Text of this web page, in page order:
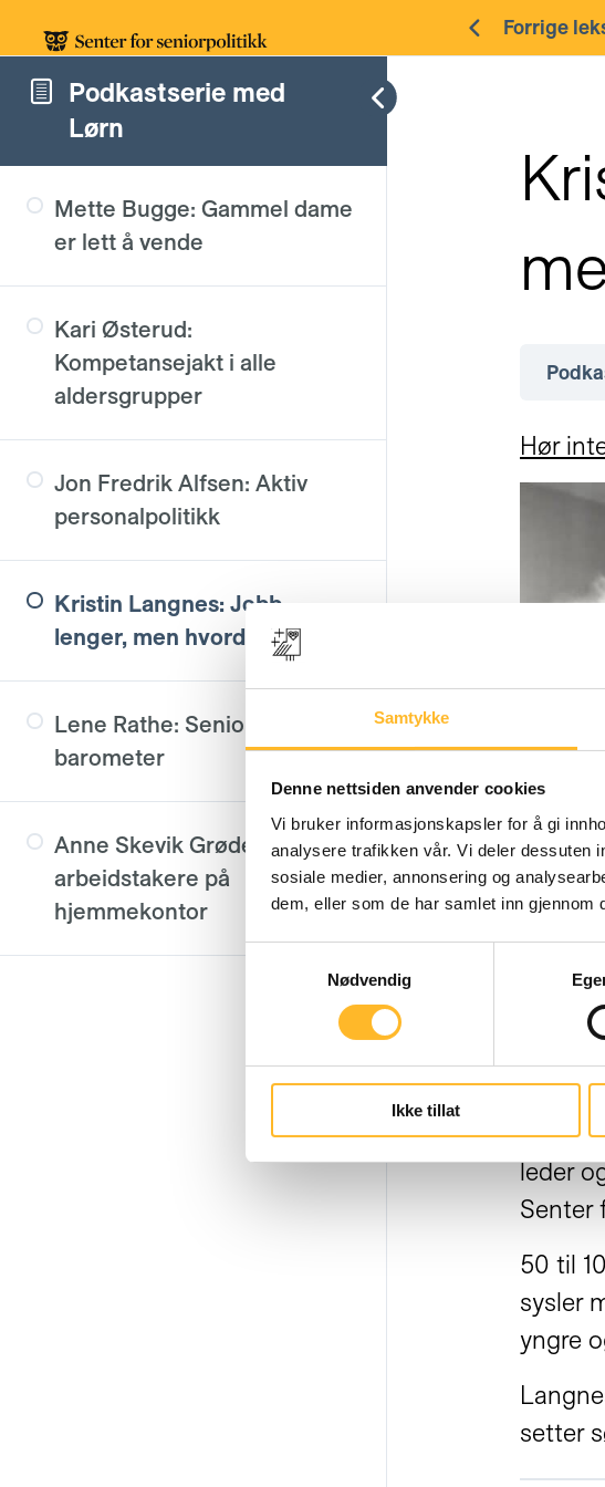
Samtykke
Denne nettsiden anvender cookies
Vi bruker informasjonskapsler for å gi
analysere trafikken vår. Vi deler dessuten
sosiale medier, annonsering og
dem, eller som de har samlet inn gjennom
Samtykkevalg
Nødvendig
Ikke tillat
Podkastserie med
Lørn
Mette Bugge: Gammel dame
er lett å vende
Kari Østerud:
Kompetansejakt i alle
aldersgrupper
Jon Fredrik Alfsen: Aktiv
personalpolitikk
Kristin Langnes: Jobb
lenger, men hvordan?
Lene Rathe: Seniorpolitisk
barometer
Anne Skevik Grødem: Eldre
arbeidstakere på
hjemmekontor
Forrige
Hør
Kristin
leder
Senter
50 til
sysler
yngre
setter